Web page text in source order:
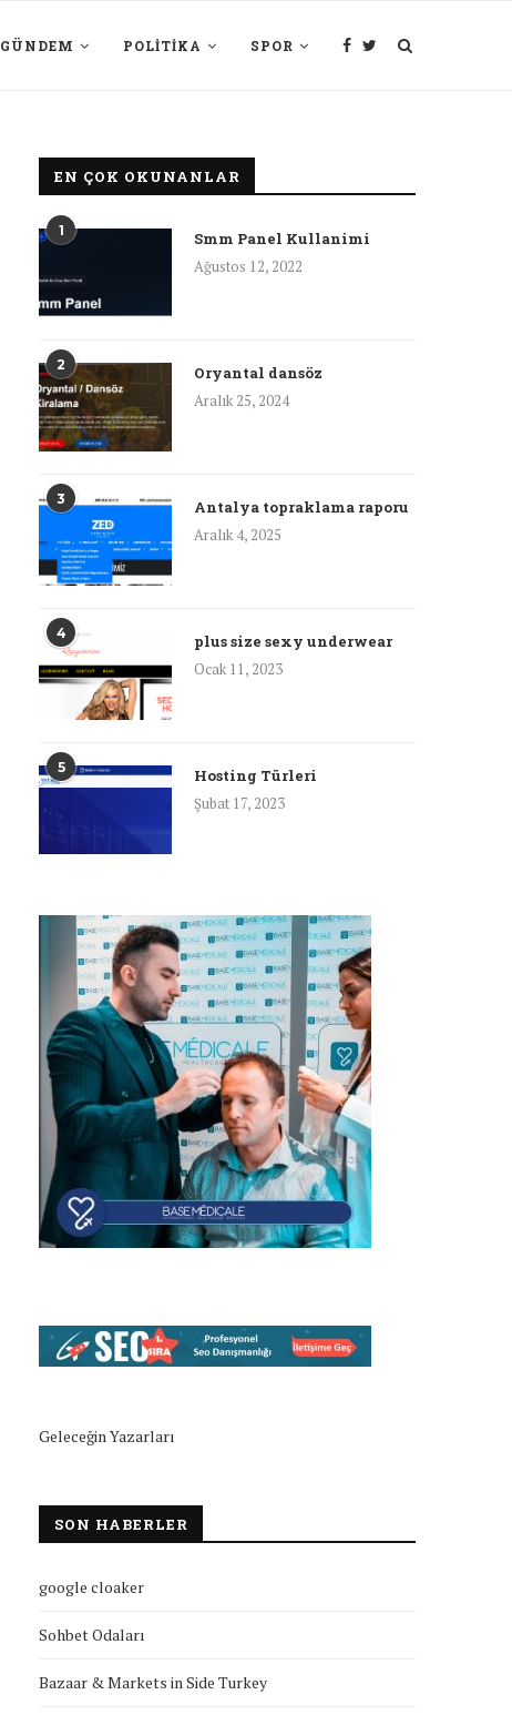
GÜNDEM POLITIKA SPOR
EN ÇOK OKUNANLAR
1
Smm Panel Kullanimi
Ağustos 12, 2022
2
Oryantal dansöz
Aralık 25, 2024
3
Antalya topraklama raporu
Aralık 4, 2025
4
plus size sexy underwear
Ocak 11, 2023
5
Hosting Türleri
Şubat 17, 2023
Geleceğin Yazarları
SON HABERLER
google cloaker
Sohbet Odaları
Bazaar & Markets in Side Turkey